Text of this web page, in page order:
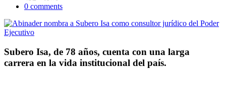
0 comments
Subero Isa, de 78 años, cuenta con una larga
carrera en la vida institucional del país.